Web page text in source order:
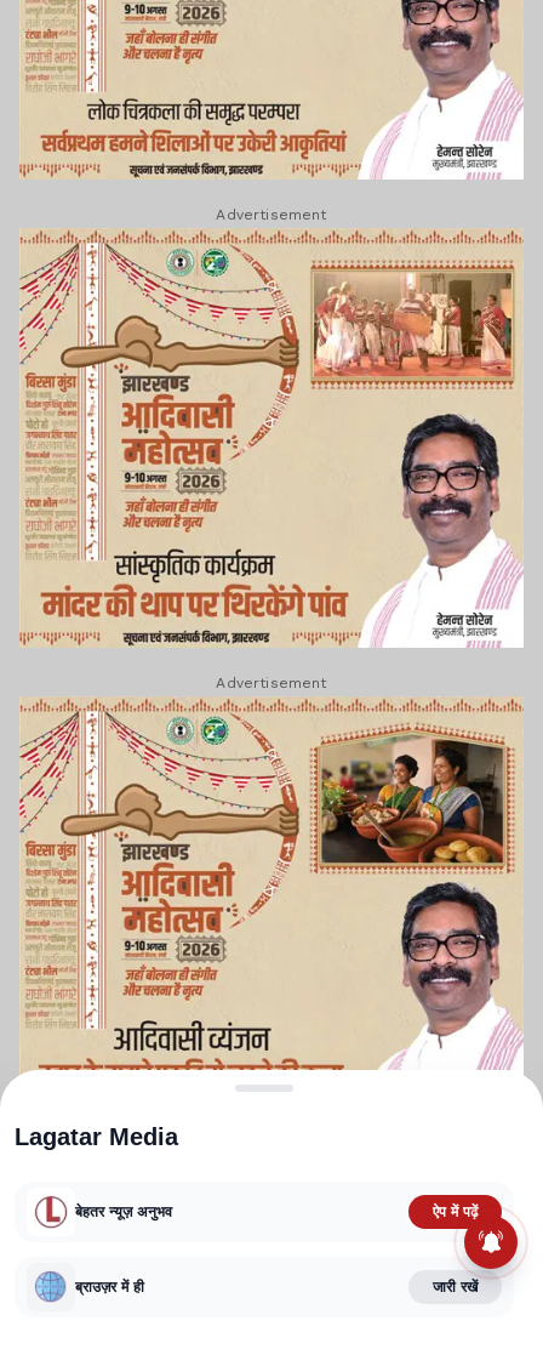
Advertisement
Advertisement
TERMS AND CONDITIONS
CORRECTIONS POLICY
FACT CHECKING POLICY
Lagatar Media
बेहतर न्यूज़ अनुभव ऐप में पढ़ें
ब्राउज़र में ही जारी रखें